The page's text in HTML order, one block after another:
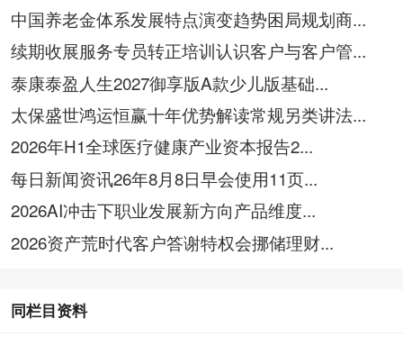
中国养老金体系发展特点演变趋势困局规划商...
续期收展服务专员转正培训认识客户与客户管...
泰康泰盈人生2027御享版A款少儿版基础...
太保盛世鸿运恒赢十年优势解读常规另类讲法...
2026年H1全球医疗健康产业资本报告2...
每日新闻资讯26年8月8日早会使用11页...
2026AI冲击下职业发展新方向产品维度...
2026资产荒时代客户答谢特权会挪储理财...
同栏目资料